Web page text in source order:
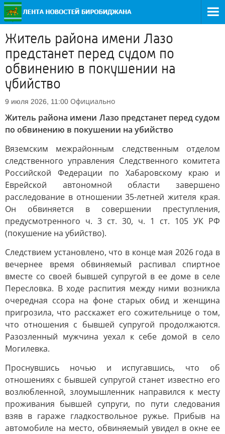
Житель района имени Лазо
предстанет перед судом по
обвинению в покушении на
убийство
9 июля 2026, 11:00 Официально
Житель района имени Лазо предстанет перед судом
по обвинению в покушении на убийство
Вяземским межрайонным следственным отделом
следственного управления Следственного комитета
Российской Федерации по Хабаровскому краю и
Еврейской автономной области завершено
расследование в отношении 35-летней жителя края.
Он обвиняется в совершении преступления,
предусмотренного ч. 3 ст. 30, ч. 1 ст. 105 УК РФ
(покушение на убийство).
Следствием установлено, что в конце мая 2026 года в
вечернее время обвиняемый распивал спиртное
вместе со своей бывшей супругой в ее доме в селе
Пересловка. В ходе распития между ними возникла
очередная ссора на фоне старых обид и женщина
пригрозила, что расскажет его сожительнице о том,
что отношения с бывшей супругой продолжаются.
Разозленный мужчина уехал к себе домой в село
Могилевка.
Проснувшись ночью и испугавшись, что об
отношениях с бывшей супругой станет известно его
возлюбленной, злоумышленник направился к месту
проживания бывшей супруги, по пути следования
взяв в гараже гладкоствольное ружье. Прибыв на
автомобиле на место, обвиняемый увидел в окне ее